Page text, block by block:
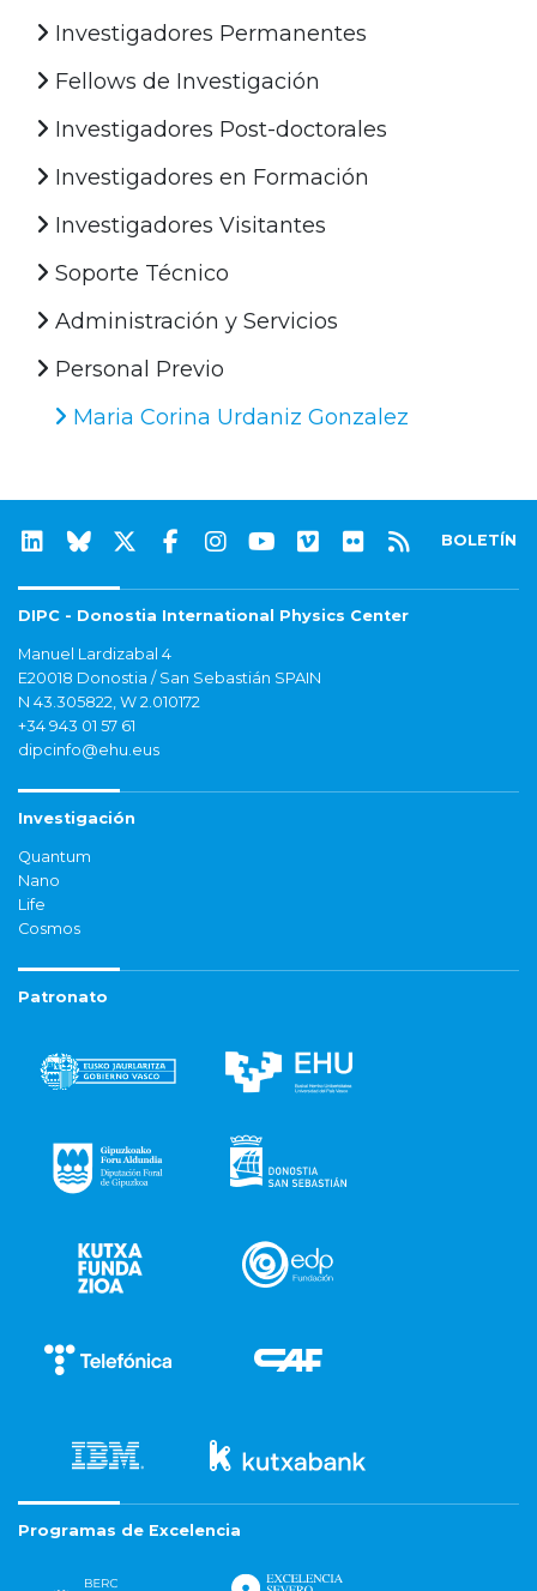
Investigadores Permanentes
Fellows de Investigación
Investigadores Post-doctorales
Investigadores en Formación
Investigadores Visitantes
Soporte Técnico
Administración y Servicios
Personal Previo
Maria Corina Urdaniz Gonzalez
BOLETÍN
DIPC - Donostia International Physics Center
Manuel Lardizabal 4
E20018 Donostia / San Sebastián SPAIN
N 43.305822, W 2.010172
+34 943 01 57 61
dipcinfo@ehu.eus
Investigación
Quantum
Nano
Life
Cosmos
Patronato
Programas de Excelencia